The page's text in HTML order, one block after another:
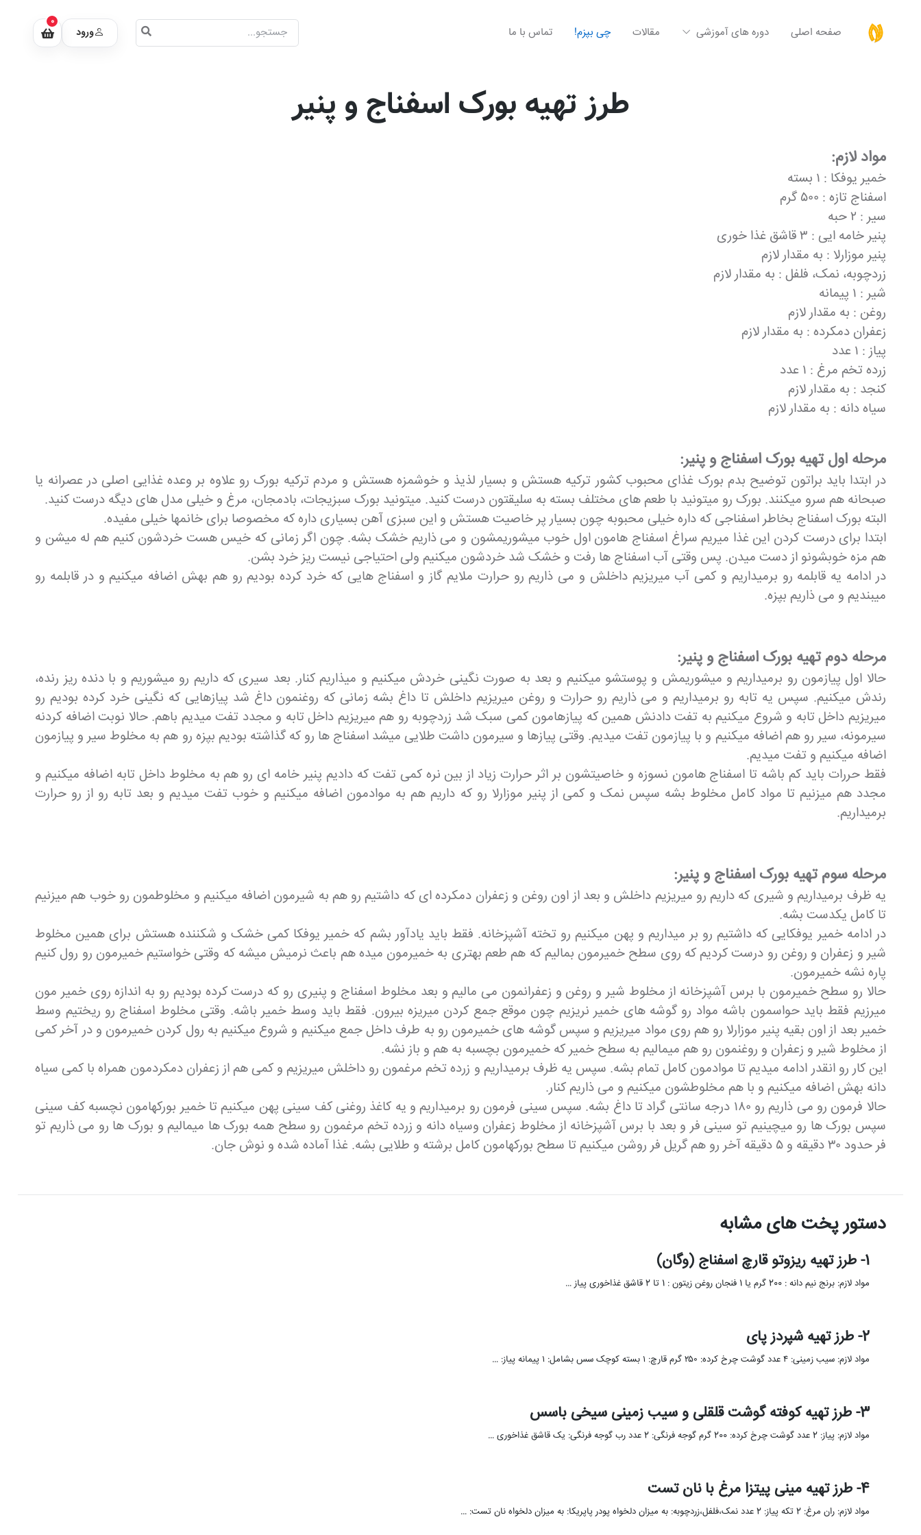
صفحه اصلی دوره های آموزشی مقالات چی بپزم! تماس با ما ورود
0
طرز تهیه بورک اسفناج و پنیر
مواد لازم:
خمیر یوفکا : ۱ بسته
اسفناج تازه : ۵۰۰ گرم
سیر : ۲ حبه
پنیر خامه ایی : ۳ قاشق غذا خوری
پنیر موزارلا : به مقدار لازم
زردچوبه، نمک، فلفل : به مقدار لازم
شیر : ۱ پیمانه
روغن : به مقدار لازم
زعفران دمکرده : به مقدار لازم
پیاز : ۱ عدد
زرده تخم مرغ : ۱ عدد
کنجد : به مقدار لازم
سیاه دانه : به مقدار لازم
مرحله اول تهیه بورک اسفناج و پنیر:
در ابتدا باید براتون توضیح بدم بورک غذای محبوب کشور ترکیه هستش و بسیار لذیذ و خوشمزه هستش و مردم ترکیه بورک رو علاوه بر وعده غذایی اصلی در عصرانه یا
صبحانه هم سرو میکنند. بورک رو میتونید با طعم های مختلف بسته به سلیقتون درست کنید. میتونید بورک سبزیجات، بادمجان، مرغ و خیلی مدل های دیگه درست کنید.
البته بورک اسفناج بخاطر اسفناجی که داره خیلی محبوبه چون بسیار پر خاصیت هستش و این سبزی آهن بسیاری داره که مخصوصا برای خانمها خیلی مفیده.
ابتدا برای درست کردن این غذا میریم سراغ اسفناج هامون اول خوب میشوریمشون و می ذاریم خشک بشه. چون اگر زمانی که خیس هست خردشون کنیم هم له میشن و
هم مزه خوبشونو از دست میدن. پس وقتی آب اسفناج ها رفت و خشک شد خردشون میکنیم ولی احتیاجی نیست ریز خرد بشن.
در ادامه یه قابلمه رو برمیداریم و کمی آب میریزیم داخلش و می ذاریم رو حرارت ملایم گاز و اسفناج هایی که خرد کرده بودیم رو هم بهش اضافه میکنیم و در قابلمه رو
میبندیم و می ذاریم بپزه.
مرحله دوم تهیه بورک اسفناج و پنیر:
حالا اول پیازمون رو برمیداریم و میشوریمش و پوستشو میکنیم و بعد به صورت نگینی خردش میکنیم و میذاریم کنار. بعد سیری که داریم رو میشوریم و با دنده ریز رنده،
رندش میکنیم. سپس یه تابه رو برمیداریم و می ذاریم رو حرارت و روغن میریزیم داخلش تا داغ بشه زمانی که روغنمون داغ شد پیازهایی که نگینی خرد کرده بودیم رو
میریزیم داخل تابه و شروع میکنیم به تفت دادنش همین که پیازهامون کمی سبک شد زردچوبه رو هم میریزیم داخل تابه و مجدد تفت میدیم باهم. حالا نوبت اضافه کردنه
سیرمونه، سیر رو هم اضافه میکنیم و با پیازمون تفت میدیم. وقتی پیازها و سیرمون داشت طلایی میشد اسفناج ها رو که گذاشته بودیم بپزه رو هم به مخلوط سیر و پیازمون
اضافه میکنیم و تفت میدیم.
فقط حررات باید کم باشه تا اسفناج هامون نسوزه و خاصیتشون بر اثر حرارت زیاد از بین نره کمی تفت که دادیم پنیر خامه ای رو هم به مخلوط داخل تابه اضافه میکنیم و
مجدد هم میزنیم تا مواد کامل مخلوط بشه سپس نمک و کمی از پنیر موزارلا رو که داریم هم به موادمون اضافه میکنیم و خوب تفت میدیم و بعد تابه رو از رو حرارت
برمیداریم.
مرحله سوم تهیه بورک اسفناج و پنیر:
یه ظرف برمیداریم و شیری که داریم رو میریزیم داخلش و بعد از اون روغن و زعفران دمکرده ای که داشتیم رو هم به شیرمون اضافه میکنیم و مخلوطمون رو خوب هم میزنیم
تا کامل یکدست بشه.
در ادامه خمیر یوفکایی که داشتیم رو بر میداریم و پهن میکنیم رو تخته آشپزخانه. فقط باید یادآور بشم که خمیر یوفکا کمی خشک و شکننده هستش برای همین مخلوط
شیر و زعفران و روغن رو درست کردیم که روی سطح خمیرمون بمالیم که هم طعم بهتری به خمیرمون میده هم باعث نرمیش میشه که وقتی خواستیم خمیرمون رو رول کنیم
پاره نشه خمیرمون.
حالا رو سطح خمیرمون با برس آشپزخانه از مخلوط شیر و روغن و زعفرانمون می مالیم و بعد مخلوط اسفناج و پنیری رو که درست کرده بودیم رو به اندازه روی خمیر مون
میرزیم فقط باید حواسمون باشه مواد رو گوشه های خمیر نریزیم چون موقع جمع کردن میریزه بیرون. فقط باید وسط خمیر باشه. وقتی مخلوط اسفناج رو ریختیم وسط
خمیر بعد از اون بقیه پنیر موزارلا رو هم روی مواد میریزیم و سپس گوشه های خمیرمون رو به طرف داخل جمع میکنیم و شروع میکنیم به رول کردن خمیرمون و در آخر کمی
از مخلوط شیر و زعفران و روغنمون رو هم میمالیم به سطح خمیر که خمیرمون بچسبه به هم و باز نشه.
این کار رو انقدر ادامه میدیم تا موادمون کامل تمام بشه. سپس یه ظرف برمیداریم و زرده تخم مرغمون رو داخلش میریزیم و کمی هم از زعفران دمکردمون همراه با کمی سیاه
دانه بهش اضافه میکنیم و با هم مخلوطشون میکنیم و می ذاریم کنار.
حالا فرمون رو می ذاریم رو ۱۸۰ درجه سانتی گراد تا داغ بشه. سپس سینی فرمون رو برمیداریم و یه کاغذ روغنی کف سینی پهن میکنیم تا خمیر بورکهامون نچسبه کف سینی
سپس بورک ها رو میچینیم تو سینی فر و بعد با برس آشپزخانه از مخلوط زعفران وسیاه دانه و زرده تخم مرغمون رو سطح همه بورک ها میمالیم و بورک ها رو می ذاریم تو
فر حدود ۳۰ دقیقه و ۵ دقیقه آخر رو هم گریل فر روشن میکنیم تا سطح بورکهامون کامل برشته و طلایی بشه. غذا آماده شده و نوش جان.
دستور پخت های مشابه
1- طرز تهیه ریزوتو قارچ اسفناج (وگان)
مواد لازم: برنج نیم دانه : 200 گرم یا 1 فنجان روغن زیتون : 1 تا 2 قاشق غذاخوری پیاز …
2- طرز تهیه شپردز پای
مواد لازم: سیب زمینی: ۴ عدد گوشت چرخ کرده: ۲۵۰ گرم قارچ: ۱ بسته کوچک سس بشامل: ۱ پیمانه پیاز: …
3- طرز تهیه کوفته گوشت قلقلی و سیب زمینی سیخی باسس
مواد لازم: پیاز: 2 عدد گوشت چرخ کرده: 200 گرم گوجه فرنگی: 2 عدد رب گوجه فرنگی: یک قاشق غذاخوری …
4- طرز تهیه مینی پیتزا مرغ با نان تست
مواد لازم: ران مرغ: 2 تکه پیاز: 2 عدد نمک،فلفل،زردچوبه: به میزان دلخواه پودر پاپریکا: به میزان دلخواه نان تست: …